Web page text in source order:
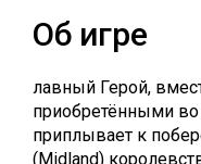
Об игре
лавный Герой,
приобретёнными
приплывает к
(Midland)